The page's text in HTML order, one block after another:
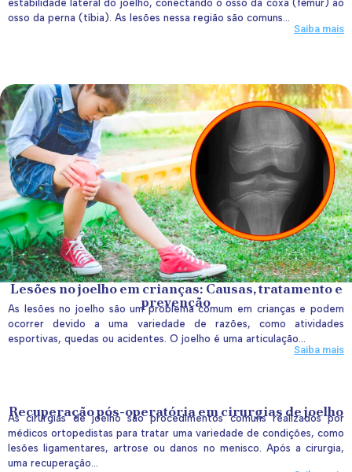
estabilidade lateral do joelho, conectando o osso da coxa (fêmur) ao
osso da perna (tíbia). As lesões nessa região são comuns...
Saiba mais
Lesões no joelho em crianças: Causas, tratamento e
prevenção
As lesões no joelho são um problema comum em crianças e podem
ocorrer devido a uma variedade de razões, como atividades
esportivas, quedas ou acidentes. O joelho é uma articulação...
Saiba mais
Recuperação pós-operatória em cirurgias de joelho
As cirurgias de joelho são procedimentos comuns realizados por
médicos ortopedistas para tratar uma variedade de condições, como
lesões ligamentares, artrose ou danos no menisco. Após a cirurgia,
uma recuperação...